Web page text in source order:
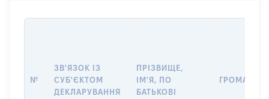
№
ЗВ'ЯЗОК ІЗ
СУБ'ЄКТОМ
ДЕКЛАРУВАННЯ
ПРІЗВИЩЕ,
ІМ'Я, ПО
БАТЬКОВІ